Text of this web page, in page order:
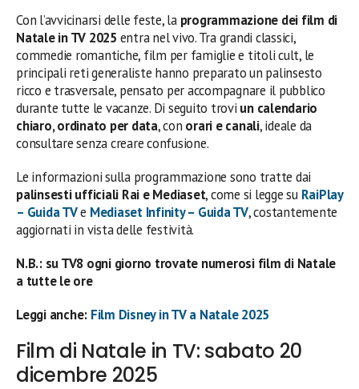
Con l’avvicinarsi delle feste, la programmazione dei film di
Natale in TV 2025 entra nel vivo. Tra grandi classici,
commedie romantiche, film per famiglie e titoli cult, le
principali reti generaliste hanno preparato un palinsesto
ricco e trasversale, pensato per accompagnare il pubblico
durante tutte le vacanze. Di seguito trovi un calendario
chiaro, ordinato per data, con orari e canali, ideale da
consultare senza creare confusione.
Le informazioni sulla programmazione sono tratte dai
palinsesti ufficiali Rai e Mediaset, come si legge su RaiPlay
– Guida TVe Mediaset Infinity – Guida TV, costantemente
aggiornati in vista delle festività.
N.B.: su TV8 ogni giorno trovate numerosi film di Natale
a tutte le ore
Leggi anche: Film Disney in TV a Natale 2025
Film di Natale in TV: sabato 20
dicembre 2025